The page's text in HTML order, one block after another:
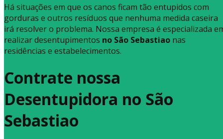
Há situações em que os canos ficam tão entupidos com
gorduras e outros resíduos que nenhuma medida caseira
irá resolver o problema. Nossa empresa é especializada
realizar desentupimentos no São Sebastiao nas
residências e estabelecimentos.
Contrate nossa
Desentupidora no São
Sebastiao